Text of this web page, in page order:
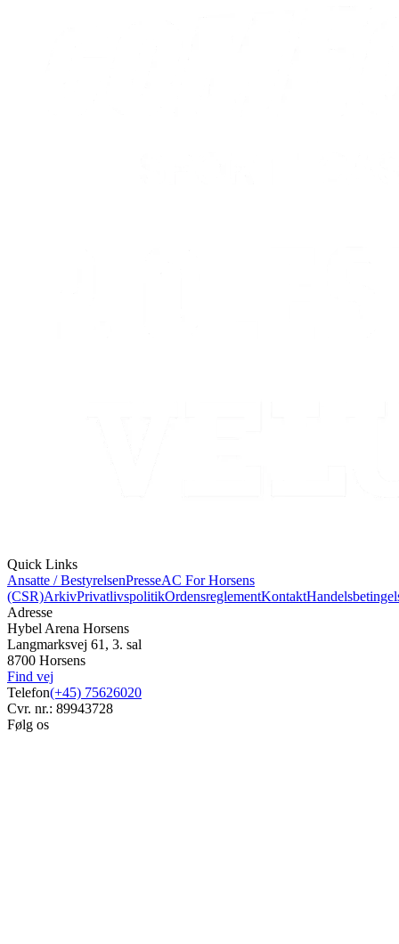
Quick Links
Ansatte / BestyrelsenPresseAC For Horsens
(CSR)ArkivPrivatlivspolitikOrdensreglementKontakt
Adresse
Hybel Arena Horsens
Langmarksvej 61, 3. sal
8700 Horsens
Find vej
Telefon(+45) 75626020
Cvr. nr.: 89943728
Følg os